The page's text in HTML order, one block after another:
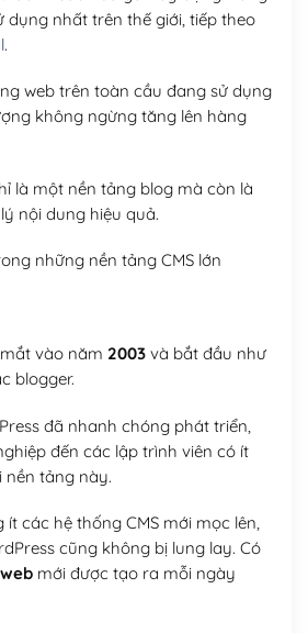
dụng nhất trên thế giới, tiếp theo
.
web trên toàn cầu đang sử dụng
không ngừng tăng lên hàng
là một nền tảng blog mà còn là
nội dung hiệu quả.
những nền tảng CMS lớn
vào năm 2003và bắt đầu như
blogger.
đã nhanh chóng phát triển,
đến các lập trình viên có ít
nền tảng này.
các hệ thống CMS mới mọc lên,
cũng không bị lung lay. Có
mới được tạo ra mỗi ngày